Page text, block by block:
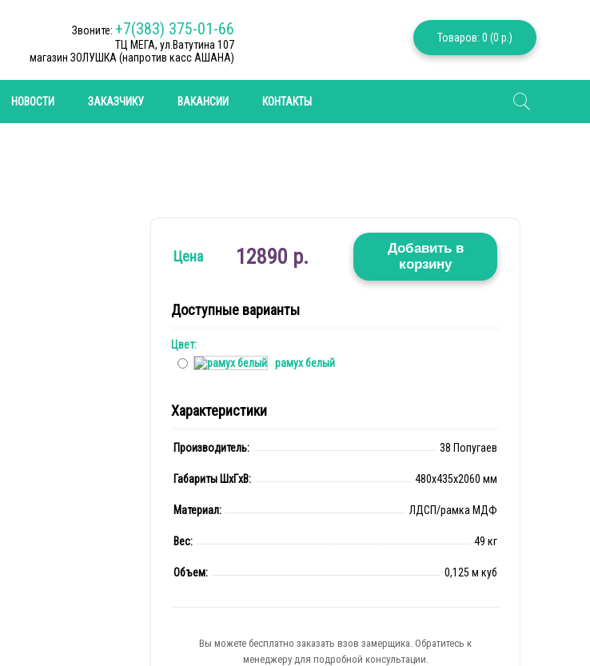
Товаров: 0 (0 р.)
Звоните: +7(383) 375-01-66
ТЦ МЕГА, ул.Ватутина 107
магазин ЗОЛУШКА (напротив касс АШАНА)
НОВОСТИ ЗАКАЗЧИКУ ВАКАНСИИ КОНТАКТЫ
Цена 12890 р.
Добавить в
корзину
Доступные варианты
Цвет:
рамух белый
Характеристики
Производитель: 38 Попугаев
Габариты ШxГxВ: 480x435x2060 мм
Материал: ЛДСП/рамка МДФ
Вес: 49 кг
Объем: 0,125 м куб
Вы можете бесплатно заказать взов замерщика. Обратитесь к
менеджеру для подробной консультации.